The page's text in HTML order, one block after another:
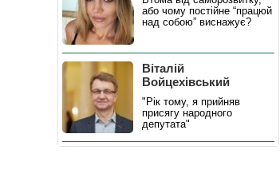
або чому постійне “працюй
над собою” виснажує?
Віталій
Войцехівський
"Рік тому, я прийняв
присягу народного
депутата"